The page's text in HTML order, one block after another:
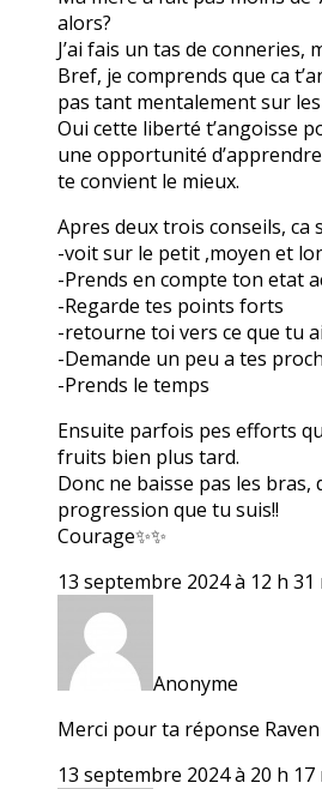
alors?
J’ai fais un tas de conneries,
Bref, je comprends que ca
pas tant mentalement sur
Oui cette liberté t’angoisse
une opportunité
te convient le mieux.
Apres deux trois conseils, ca
-voit sur le petit ,moyen et
-Prends en compte ton etat
-Regarde tes points forts
-retourne toi vers ce que tu
-Demande un peu a tes
-Prends le temps
Ensuite parfois pes efforts
fruits bien plus tard.
Donc ne baisse pas les bras,
progression que tu suis!!
Courage✨✨
13 septembre 2024 à 12 h 31
Anonyme
Merci pour ta réponse Raven
13 septembre 2024 à 20 h 17